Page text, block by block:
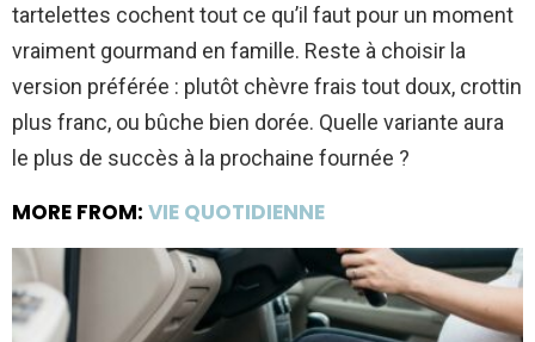
tartelettes cochent tout ce qu’il faut pour un moment
vraiment gourmand en famille. Reste à choisir la
version préférée : plutôt chèvre frais tout doux, crottin
plus franc, ou bûche bien dorée. Quelle variante aura
le plus de succès à la prochaine fournée ?
MORE FROM: VIE QUOTIDIENNE